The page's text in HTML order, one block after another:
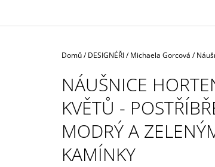
Domů/ DESIGNÉŘI/ Michaela Gorcová /
NÁUŠNICE
KVĚTŮ -
MODRÝ A
KAMÍNKY